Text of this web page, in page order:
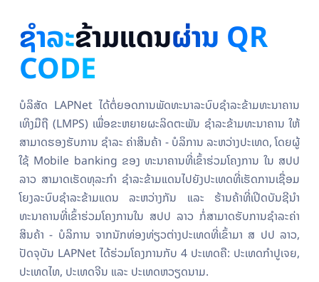
ຊຳລະຂ້າມແດນຜ່ານ QR
CODE
ບໍລິສັດ LAPNet ໄດ້ຕໍ່ຍອດການພັດທະນາລະບົບຊຳລະຂ້າມທະນາຄານ
ເທິງມືຖື (LMPS) ເພື່ອຂະຫຍາຍຜະລິດຕະພັນ ຊຳລະຂ້າມທະນາຄານ ໃຫ້
ສາມາດຮອງຮັບການ ຊຳລະ ຄ່າສິນຄ້າ - ບໍລິການ ລະຫວ່າງປະເທດ, ໂດຍຜູ້
ໃຊ້ Mobile banking ຂອງ ທະນາຄານທີ່ເຂົ້າຮ່ວມໂຄງການ ໃນ ສປປ
ລາວ ສາມາດເຮັດທຸລະກຳ ຊຳລະຂ້າມແດນໄປຍັງປະເທດທີ່ເຮັດການເຊື່ອມ
ໂຍງລະບົບຊຳລະຂ້າມແດນ ລະຫວ່າງກັນ ແລະ ຮ້ານຄ້າທີ່ເປີດບັນຊີນຳ
ທະນາຄານທີ່ເຂົ້າຮ່ວມໂຄງການໃນ ສປປ ລາວ ກໍ່ສາມາດຮັບການຊຳລະຄ່າ
ສິນຄ້າ - ບໍລິການ ຈາກນັກທ່ອງທ່ຽວຕ່າງປະເທດທີ່ເຂົ້າມາ ສ ປປ ລາວ,
ປັດຈຸບັນ LAPNet ໄດ້ຮ່ວມໂຄງການກັບ 4 ປະເທດຄື: ປະເທດກຳປູເຈຍ,
ປະເທດໄທ, ປະເທດຈີນ ແລະ ປະເທດຫວຽດນາມ.